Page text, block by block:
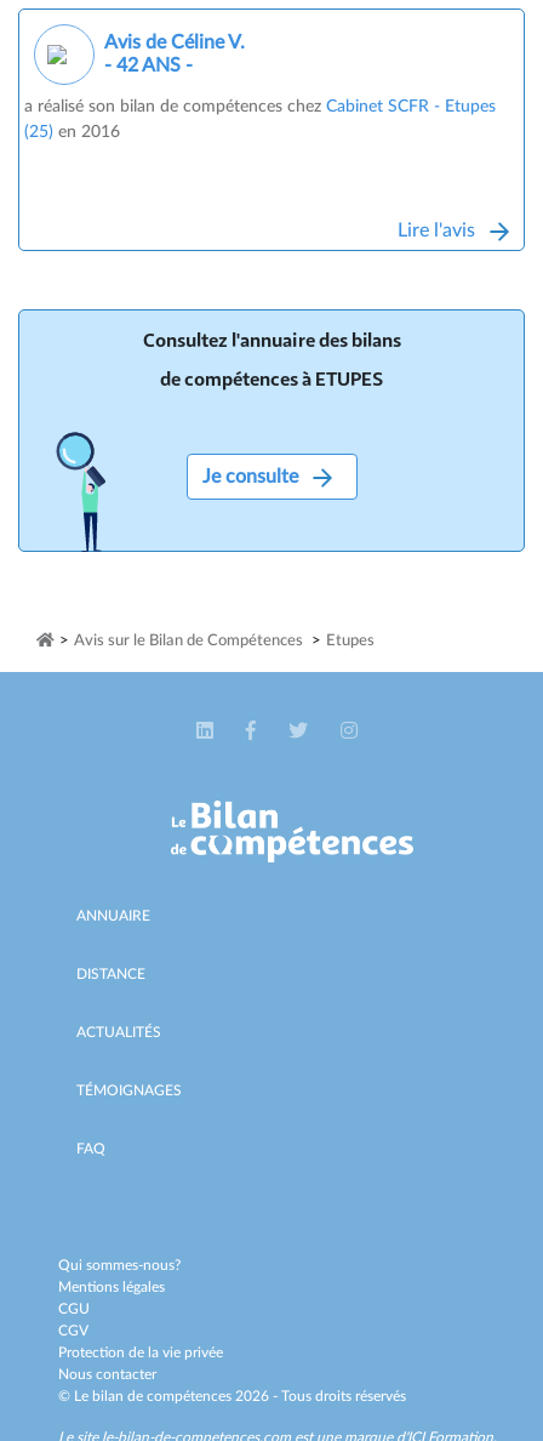
Avis de Céline V.
- 42 ANS -
a réalisé son bilan de compétences chez Cabinet SCFR - Etupes
(25) en 2016
Lire l'avis
Consultez l'annuaire des bilans
de compétences à ETUPES
Je consulte
> Avis sur le Bilan de Compétences > Etupes
ANNUAIRE
DISTANCE
ACTUALITÉS
TÉMOIGNAGES
FAQ
Qui sommes-nous?
Mentions légales
CGU
CGV
Protection de la vie privée
Nous contacter
© Le bilan de compétences 2026 - Tous droits réservés
Le site le-bilan-de-competences.com est une marque d'ICI Formation.